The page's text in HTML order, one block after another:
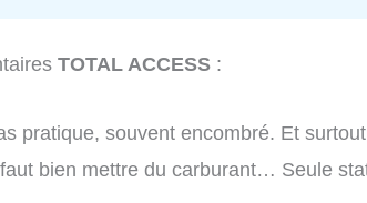
TOTAL ACCESS :
pratique, souvent encombré. Et
bien mettre du carburant… Seule